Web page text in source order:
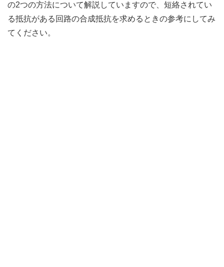
の2つの方法について解説していますので、短絡されてい
る抵抗がある回路の合成抵抗を求めるときの参考にしてみ
てください。